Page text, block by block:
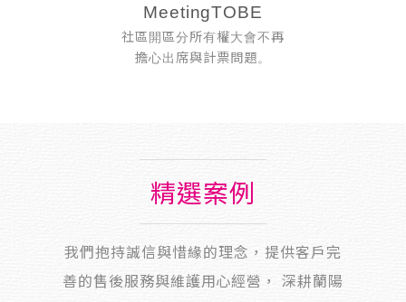
MeetingTOBE
社區開區分所有權大會不再
擔心出席與計票問題。
精選案例
我們抱持誠信與惜緣的理念，提供客戶完
善的售後服務與維護用心經營， 深耕蘭陽